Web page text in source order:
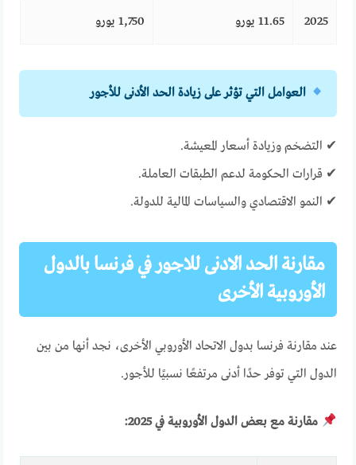
2025 11.65 يورو 1,750 يورو
العوامل التي تؤثر على زيادة الحد الأدنى للأجور
✔ التضخم وزيادة أسعار المعيشة.
✔ قرارات الحكومة لدعم الطبقات العاملة.
✔ النمو الاقتصادي والسياسات المالية للدولة.
مقارنة الحد الادنى للاجور في فرنسا بالدول
الأوروبية الأخرى
عند مقارنة فرنسا بدول الاتحاد الأوروبي الأخرى، نجد أنها من بين
الدول التي توفر حدًا أدنى مرتفعًا نسبيًا للأجور.
مقارنة مع بعض الدول الأوروبية في 2025: